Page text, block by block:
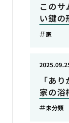
このサ
い鍵の
家
「あ
家の浴
未分類